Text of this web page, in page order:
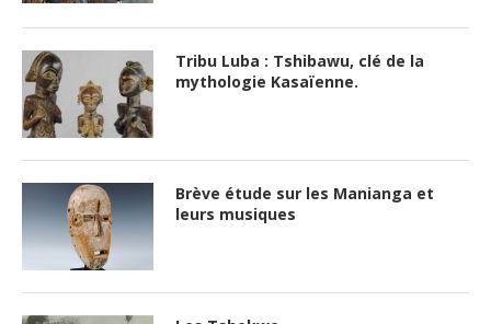
Tribu Luba : Tshibawu, clé de la
mythologie Kasaïenne.
Brève étude sur les Manianga et
leurs musiques